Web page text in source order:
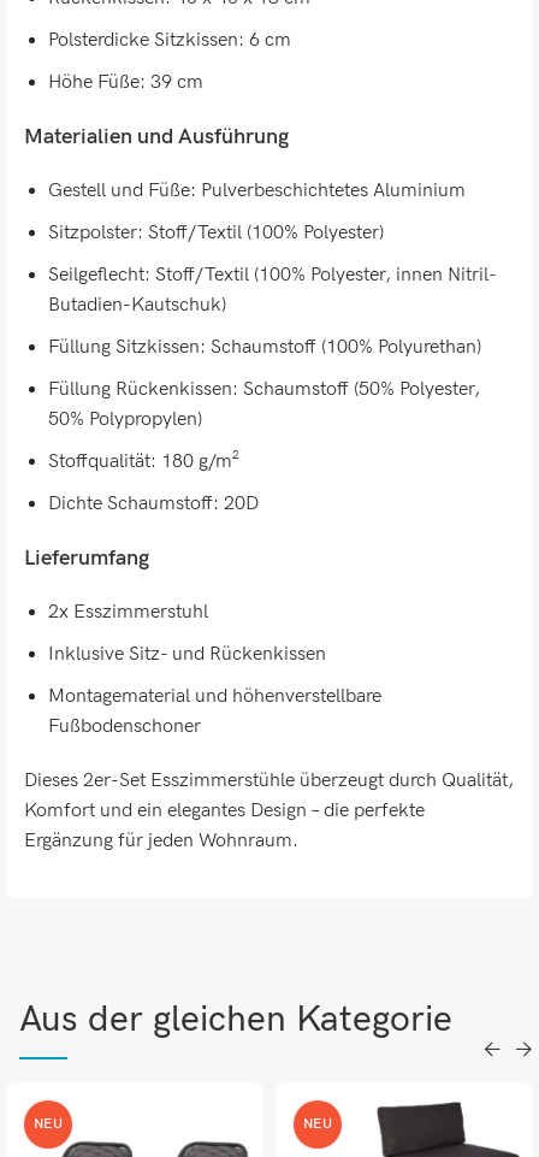
Polsterdicke Sitzkissen: 6 cm
Höhe Füße: 39 cm
Materialien und Ausführung
Gestell und Füße: Pulverbeschichtetes Aluminium
Sitzpolster: Stoff/Textil (100% Polyester)
Seilgeflecht: Stoff/Textil (100% Polyester, innen Nitril-
Butadien-Kautschuk)
Füllung Sitzkissen: Schaumstoff (100% Polyurethan)
Füllung Rückenkissen: Schaumstoff (50% Polyester,
50% Polypropylen)
Stoffqualität: 180 g/m²
Dichte Schaumstoff: 20D
Lieferumfang
2x Esszimmerstuhl
Inklusive Sitz- und Rückenkissen
Montagematerial und höhenverstellbare
Fußbodenschoner
Dieses 2er-Set Esszimmerstühle überzeugt durch Qualität,
Komfort und ein elegantes Design – die perfekte
Ergänzung für jeden Wohnraum.
Aus der gleichen Kategorie
NEU NEU